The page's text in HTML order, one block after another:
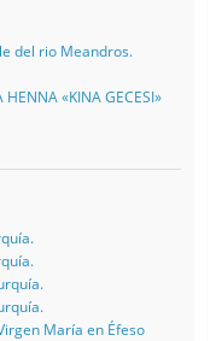
del rio Meandros.
«KINA GECESI»
María en Éfeso